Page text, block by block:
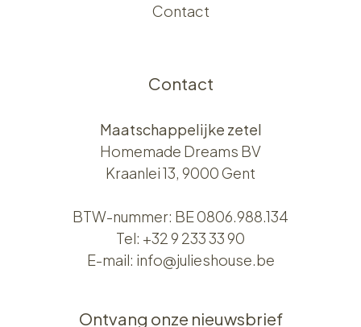
Contact
Contact
Maatschappelijke zetel
Homemade Dreams BV
Kraanlei 13, 9000 Gent
BTW-nummer: BE 0806.988.134
Tel: +32 9 233 33 90
E-mail: info@julieshouse.be
Ontvang onze nieuwsbrief